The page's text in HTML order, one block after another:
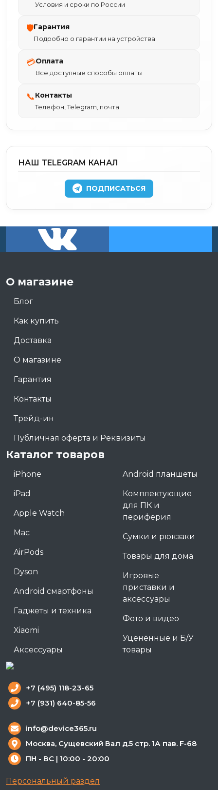
Условия и сроки по России
🛡Гарантия
Подробно о гарантии на устройства
💳Оплата
Все доступные способы оплаты
📞Контакты
Телефон, Telegram, почта
НАШ TELEGRAM КАНАЛ
ПОДПИСАТЬСЯ
О магазине
Блог
Как купить
Доставка
О магазине
Гарантия
Контакты
Трейд-ин
Публичная оферта и Реквизиты
Каталог товаров
iPhone
iPad
Apple Watch
Mac
AirPods
Dyson
Android смартфоны
Гаджеты и техника
Xiaomi
Аксессуары
Android планшеты
Комплектующие
для ПК и
периферия
Сумки и рюкзаки
Товары для дома
Игровые
приставки и
аксессуары
Фото и видео
Уценённые и Б/У
товары
+7 (495) 118-23-65
+7 (931) 640-85-56
info@device365.ru
Москва, Сущевский Вал д.5 стр. 1А пав. F-68
ПН - ВС | 10:00 - 20:00
Персональный раздел